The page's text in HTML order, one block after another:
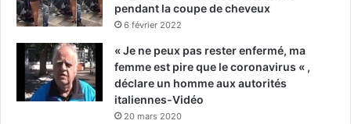
pendant la coupe de cheveux
6 février 2022
« Je ne peux pas rester enfermé, ma
femme est pire que le coronavirus « ,
déclare un homme aux autorités
italiennes-Vidéo
20 mars 2020